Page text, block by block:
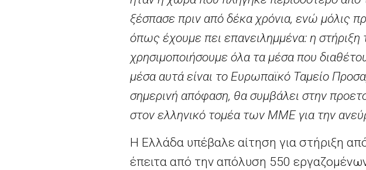
ξέσπασε πριν από δέκα χρόνια, ενώ μόλις
όπως έχουμε πει επανειλημμένα: η
χρησιμοποιήσουμε όλα τα μέσα που
μέσα αυτά είναι το Ευρωπαϊκό Ταμείο
σημερινή απόφαση, θα συμβάλει στην
στον ελληνικό τομέα των ΜΜΕ για την
Η Ελλάδα υπέβαλε αίτηση για στήριξη
έπειτα από την απόλυση 550